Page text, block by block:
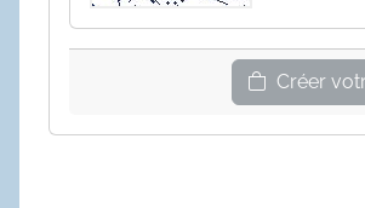
Créer